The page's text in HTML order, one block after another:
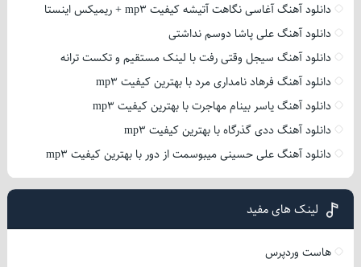
دانلود آهنگ آغاسی نگاهت آتیشه کیفیت mp3 + ریمیکس اینستا
دانلود آهنگ علی پاشا دوسم نداشتی
دانلود آهنگ سیجل وقتی رفت با لینک مستقیم و تکست ترانه
دانلود آهنگ فرهاد نامداری مرد با بهترین کیفیت mp3
دانلود آهنگ یاسر بینام مهاجرت با بهترین کیفیت mp3
دانلود آهنگ ددی گذرگاه با بهترین کیفیت mp3
دانلود آهنگ علی حسینی میبوسمت از دور با بهترین کیفیت mp3
لینک های مفید
هاست وردپرس